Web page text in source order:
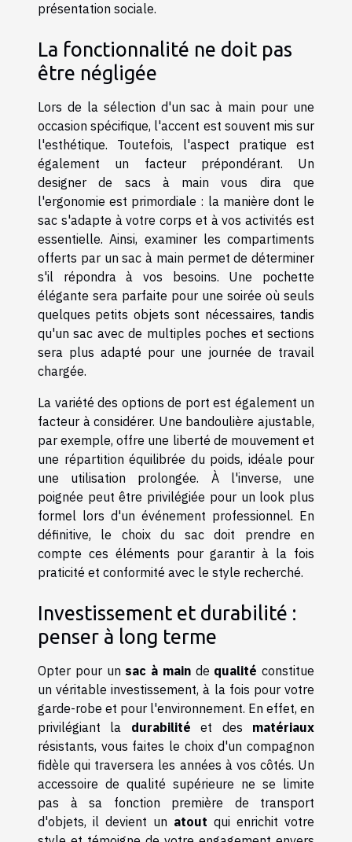
présentation sociale.
La fonctionnalité ne doit pas
être négligée
Lors de la sélection d'un sac à main pour une
occasion spécifique, l'accent est souvent mis sur
l'esthétique. Toutefois, l'aspect pratique est
également un facteur prépondérant. Un
designer de sacs à main vous dira que
l'ergonomie est primordiale : la manière dont le
sac s'adapte à votre corps et à vos activités est
essentielle. Ainsi, examiner les compartiments
offerts par un sac à main permet de déterminer
s'il répondra à vos besoins. Une pochette
élégante sera parfaite pour une soirée où seuls
quelques petits objets sont nécessaires, tandis
qu'un sac avec de multiples poches et sections
sera plus adapté pour une journée de travail
chargée.
La variété des options de port est également un
facteur à considérer. Une bandoulière ajustable,
par exemple, offre une liberté de mouvement et
une répartition équilibrée du poids, idéale pour
une utilisation prolongée. À l'inverse, une
poignée peut être privilégiée pour un look plus
formel lors d'un événement professionnel. En
définitive, le choix du sac doit prendre en
compte ces éléments pour garantir à la fois
praticité et conformité avec le style recherché.
Investissement et durabilité :
penser à long terme
Opter pour un sac à mainde qualité constitue
un véritable investissement, à la fois pour votre
garde-robe et pour l'environnement. En effet, en
privilégiant la durabilité et des matériaux
résistants, vous faites le choix d'un compagnon
fidèle qui traversera les années à vos côtés. Un
accessoire de qualité supérieure ne se limite
pas à sa fonction première de transport
d'objets, il devient un atout qui enrichit votre